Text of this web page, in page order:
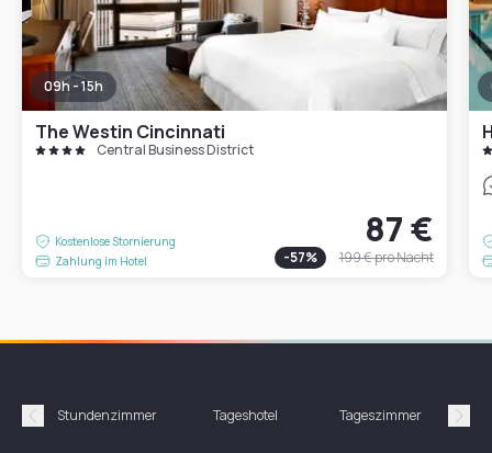
09h - 15h
The Westin Cincinnati
Central Business District
Kostenlose Stornierung
Zahlung im Hotel
87 €
-57% 199 €pro Nacht
Précédent
Stundenzimmer Tageshotel Tageszimmer